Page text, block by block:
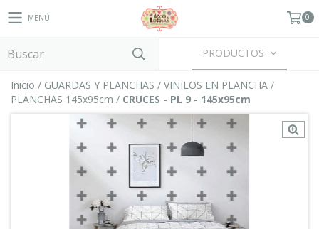
MENÚ 0
PRODUCTOS
Inicio / GUARDAS Y PLANCHAS / VINILOS EN PLANCHA /
PLANCHAS 145x95cm / CRUCES - PL 9 - 145x95cm